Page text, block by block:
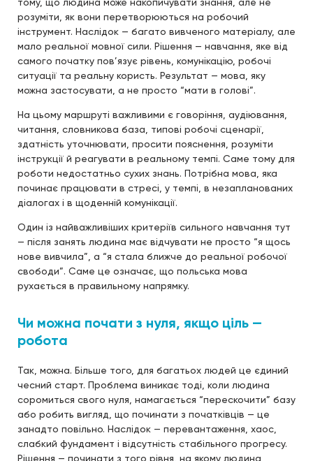
розуміти, як вони перетворюються на робочий
інструмент. Наслідок — багато вивченого матеріалу, але
мало реальної мовної сили. Рішення — навчання, яке від
самого початку пов’язує рівень, комунікацію, робочі
ситуації та реальну користь. Результат — мова, яку
можна застосувати, а не просто “мати в голові”.
На цьому маршруті важливими є говоріння, аудіювання,
читання, словникова база, типові робочі сценарії,
здатність уточнювати, просити пояснення, розуміти
інструкції й реагувати в реальному темпі. Саме тому для
роботи недостатньо сухих знань. Потрібна мова, яка
починає працювати в стресі, у темпі, в незапланованих
діалогах і в щоденній комунікації.
Один із найважливіших критеріїв сильного навчання тут
— після занять людина має відчувати не просто “я щось
нове вивчила”, а “я стала ближче до реальної робочої
свободи”. Саме це означає, що польська мова
рухається в правильному напрямку.
Чи можна почати з нуля, якщо ціль —
робота
Так, можна. Більше того, для багатьох людей це єдиний
чесний старт. Проблема виникає тоді, коли людина
соромиться свого нуля, намагається “перескочити” базу
або робить вигляд, що починати з початківців — це
занадто повільно. Наслідок — перевантаження, хаос,
слабкий фундамент і відсутність стабільного прогресу.
Рішення — починати з того рівня, на якому людина